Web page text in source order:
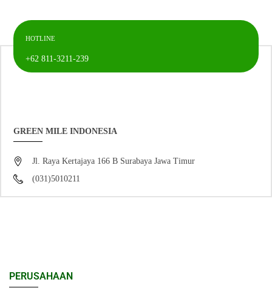
HOTLINE
+62 811-3211-239
GREEN MILE INDONESIA
Jl. Raya Kertajaya 166 B Surabaya Jawa Timur
(031)5010211
PERUSAHAAN